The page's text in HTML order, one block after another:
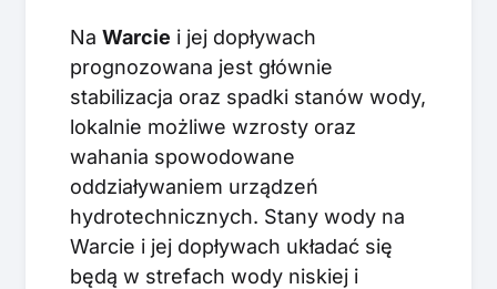
Na Warcie i jej dopływach
prognozowana jest głównie
stabilizacja oraz spadki stanów wody,
lokalnie możliwe wzrosty oraz
wahania spowodowane
oddziaływaniem urządzeń
hydrotechnicznych. Stany wody na
Warcie i jej dopływach układać się
będą w strefach wody niskiej i